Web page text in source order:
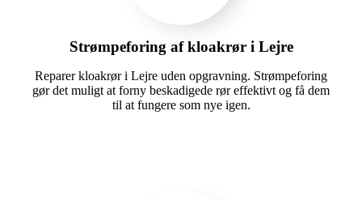
Strømpeforing af kloakrør i Lejre
Reparer kloakrør i Lejre uden opgravning. Strømpeforing
gør det muligt at forny beskadigede rør effektivt og få dem
til at fungere som nye igen.